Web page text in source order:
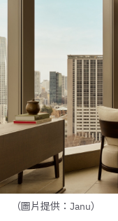
（圖片提供：Janu）